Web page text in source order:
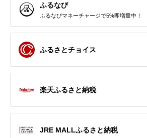
ふるなび
ふるなびマネーチャージで5%即増量中！
ふるさとチョイス
楽天ふるさと納税
JRE MALLふるさと納税